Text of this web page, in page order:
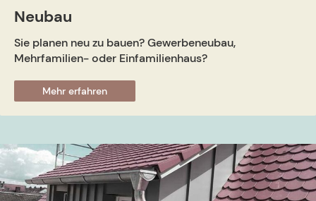
Neubau
Sie planen neu zu bauen? Gewerbeneubau,
Mehrfamilien- oder Einfamilienhaus?
Mehr erfahren